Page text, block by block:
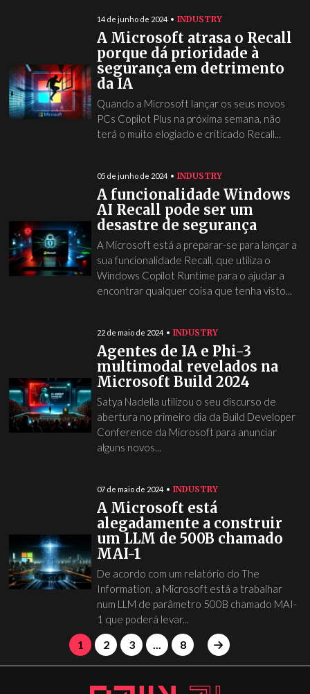
14 de junho de 2024 INDUSTRY
A Microsoft atrasa o Recall
porque dá prioridade à
segurança em detrimento
da IA
Quando a Microsoft lançar os seus novos
PCs Copilot Plus na próxima semana, não
terá o muito elogiado e criticado Recall...
05 de junho de 2024 INDUSTRY
A funcionalidade Windows
AI Recall pode ser um
desastre de segurança
A Microsoft está a preparar-se para lançar a
sua funcionalidade Recall, que utiliza o
Windows Copilot Runtime para o ajudar a
encontrar qualquer coisa que tenha visto...
22 de maio de 2024 INDUSTRY
Agentes de IA e Phi-3
multimodal revelados na
Microsoft Build 2024
Satya Nadella utilizou o seu discurso de
abertura no primeiro dia da Build Developer
Conference da Microsoft para anunciar
alguns novos...
07 de maio de 2024 INDUSTRY
A Microsoft está
alegadamente a construir
um LLM de 500B chamado
MAI-1
De acordo com um relatório do The
Information, a Microsoft está a trabalhar
num LLM de parâmetro 500B chamado MAI-
1 que poderá levar...
1 2 3 ... 8